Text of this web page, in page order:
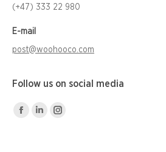
(+47) 333 22 980
E-mail
post@woohooco.com
Follow us on social media